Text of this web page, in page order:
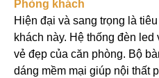
Phòng khách
Hiện đại và sang trọng là
khách này. Hệ thống đèn led
vẻ đẹp của căn phòng. Bộ
dáng mềm mại giúp nội thất